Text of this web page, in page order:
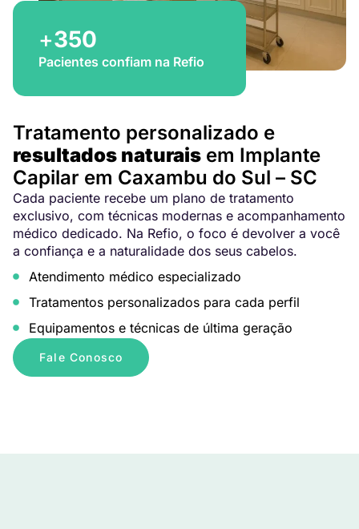
+350
Pacientes confiam na Refio
Tratamento personalizado e
resultados naturais em Implante
Capilar em Caxambu do Sul – SC
Cada paciente recebe um plano de tratamento
exclusivo, com técnicas modernas e acompanhamento
médico dedicado. Na Refio, o foco é devolver a você
a confiança e a naturalidade dos seus cabelos.
Atendimento médico especializado
Tratamentos personalizados para cada perfil
Equipamentos e técnicas de última geração
Fale Conosco